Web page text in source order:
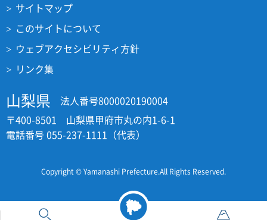
サイトマップ
このサイトについて
ウェブアクセシビリティ方針
リンク集
山梨県
法人番号8000020190004
〒400-8501 山梨県甲府市丸の内1-6-1
電話番号 055-237-1111（代表）
Copyright © Yamanashi Prefecture.All Rights Reserved.